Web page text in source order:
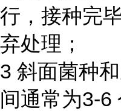
行，接种完
弃处理；
3 斜面菌种
间通常为3-6